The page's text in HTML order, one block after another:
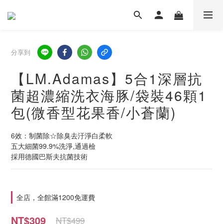
分享到
【LM.Adamas】5合1深層抗
菌超濃縮洗衣海豚/袋裝46顆1
包(微香型花果香/小蒼蘭)
6效：制菌除☆除臭去汙淨白柔軟
五大細菌99.9%洗淨,通過檢
採用德國巴斯夫抗菌技術
全店，全館滿1200免運費
NT$309 NT$499